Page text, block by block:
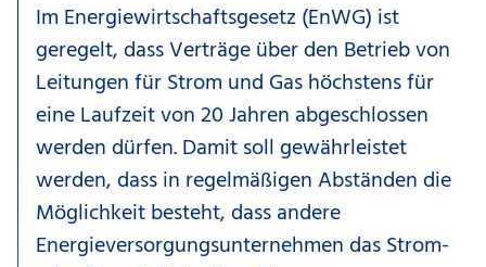
Im Energiewirtschaftsgesetz (EnWG) ist
geregelt, dass Verträge über den Betrieb von
Leitungen für Strom und Gas höchstens für
eine Laufzeit von 20 Jahren abgeschlossen
werden dürfen. Damit soll gewährleistet
werden, dass in regelmäßigen Abständen die
Möglichkeit besteht, dass andere
Energieversorgungsunternehmen das Strom-